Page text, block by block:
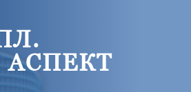
АСПЕКТ